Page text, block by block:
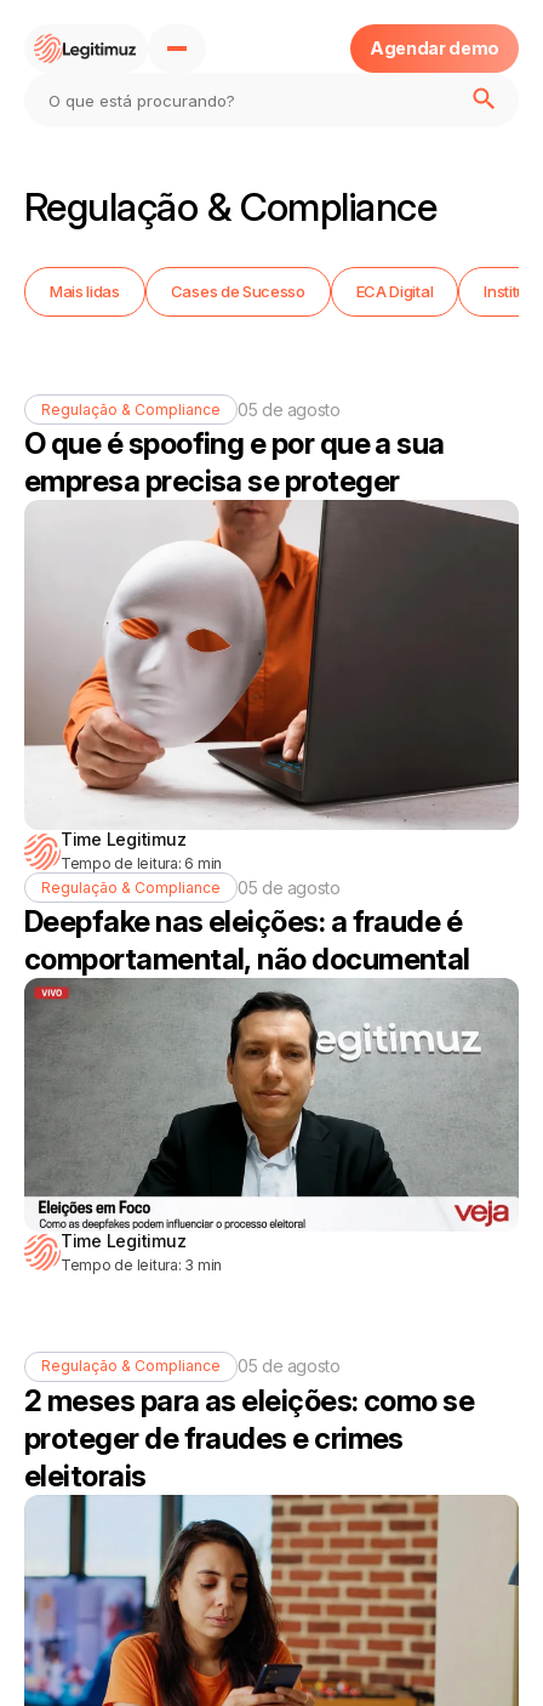
Agendar demo
Sobre
Blog
Regulação & Compliance
Mais lidas Cases de Sucesso ECA Digital
Regulação & Compliance 05 de agosto
O que é spoofing e por que a sua
empresa precisa se proteger
Time Legitimuz
Tempo de leitura: 6 min
Regulação & Compliance
05 de agosto
Deepfake nas eleições: a fraude é
comportamental, não documental
Time Legitimuz
Tempo de leitura: 3 min
Regulação & Compliance 05 de agosto
2 meses para as eleições: como se
proteger de fraudes e crimes
eleitorais